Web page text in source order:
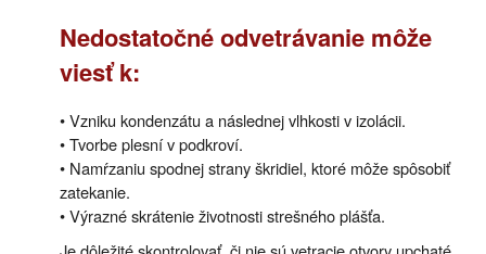
Nedostatočné odvetrávanie môže
viesť k:
• Vzniku kondenzátu a následnej vlhkosti v izolácii.
• Tvorbe plesní v podkroví.
• Namŕzaniu spodnej strany škridiel, ktoré môže spôsobiť
zatekanie.
• Výrazné skrátenie životnosti strešného plášťa.